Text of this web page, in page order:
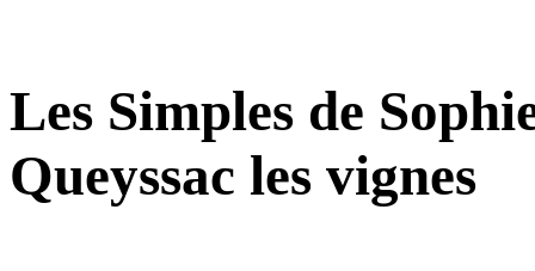
Les Simples de
Queyssac les vignes